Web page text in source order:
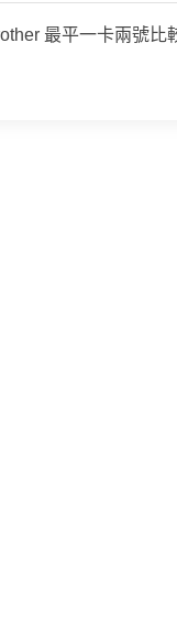
最平一卡兩號